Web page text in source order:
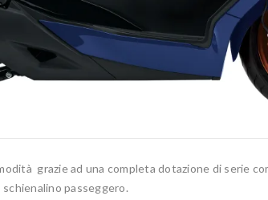
grazie ad una completa dotazione di serie
passeggero.